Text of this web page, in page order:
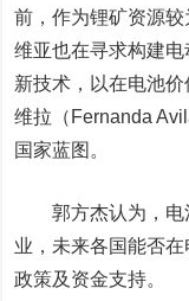
前，作为锂矿资源
维亚也在寻求构建
新技术，以在电池
维拉（Fernanda
国家蓝图。
郭方杰认为，电
业，未来各国能否
政策及资金支持。